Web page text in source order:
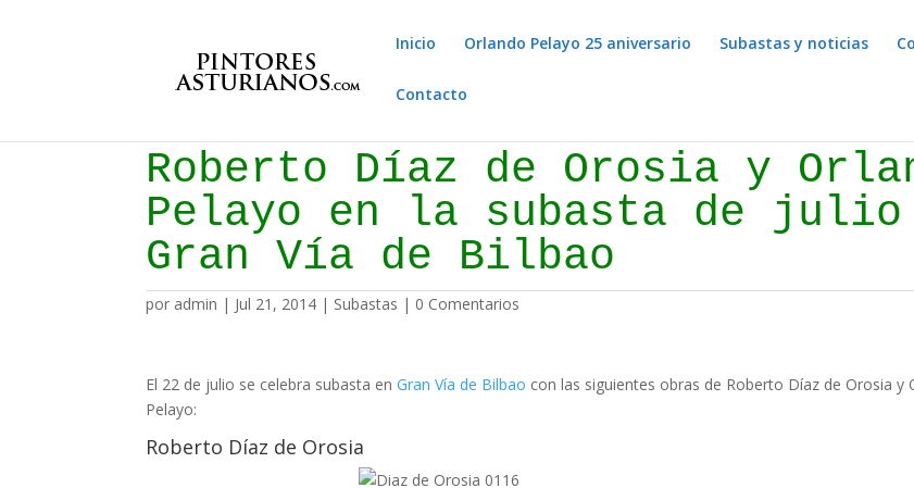
Inicio Orlando Pelayo 25 aniversario Subastas y noticias
Contacto
Roberto Díaz de Orosia y
Pelayo en la subasta de julio
Gran Vía de Bilbao
por admin | Jul 21, 2014 | Subastas | 0 Comentarios
El 22 de julio se celebra subasta enGran Vía de Bilbao con las siguientes obras de Roberto Díaz de Orosia y
Pelayo:
Roberto Díaz de Orosia